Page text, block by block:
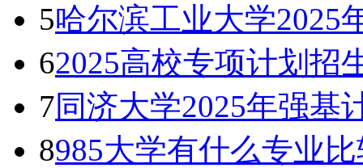
5哈尔滨工业大学2025
62025高校专项计划招
7同济大学2025年强基
8985大学有什么专业